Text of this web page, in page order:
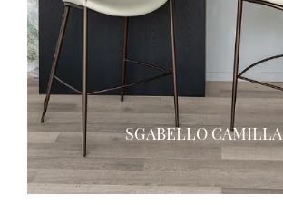
SGABELLO CAMILLA